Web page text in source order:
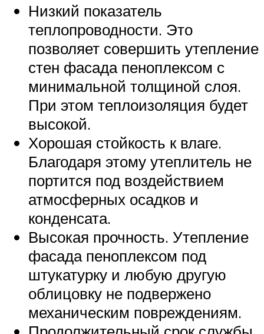
Низкий показатель
теплопроводности. Это
позволяет совершить утепление
стен фасада пеноплексом с
минимальной толщиной слоя.
При этом теплоизоляция будет
высокой.
Хорошая стойкость к влаге.
Благодаря этому утеплитель не
портится под воздействием
атмосферных осадков и
конденсата.
Высокая прочность. Утепление
фасада пеноплексом под
штукатурку и любую другую
облицовку не подвержено
механическим повреждениям.